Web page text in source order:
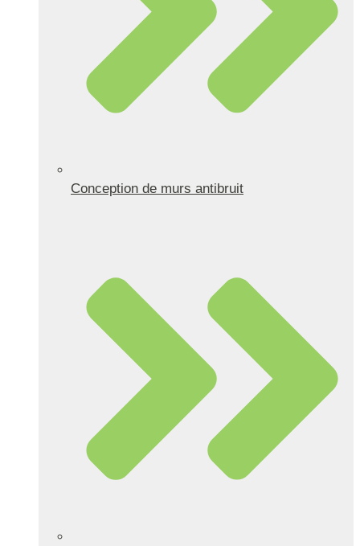
Conception de murs antibruit